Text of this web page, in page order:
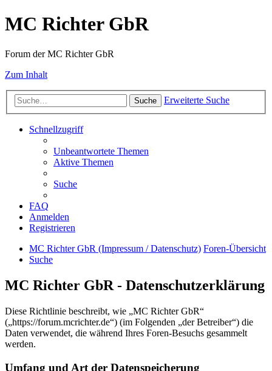
MC Richter GbR
Forum der MC Richter GbR
Zum Inhalt
Suche Erweiterte Suche
Schnellzugriff
Unbeantwortete Themen
Aktive Themen
Suche
FAQ
Anmelden
Registrieren
MC Richter GbR (Impressum / Datenschutz) Foren-Übersicht
Suche
MC Richter GbR - Datenschutzerklärung
Diese Richtlinie beschreibt, wie „MC Richter GbR“
(„https://forum.mcrichter.de“) (im Folgenden „der Betreiber“) die
Daten verwendet, die während Ihres Foren-Besuchs gesammelt
werden.
Umfang und Art der Datenspeicherung